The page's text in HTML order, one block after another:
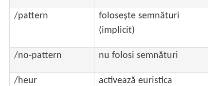
/pattern
folosește semnături
(implicit)
/no-pattern nu folosi semnături
/heur
activează euristica